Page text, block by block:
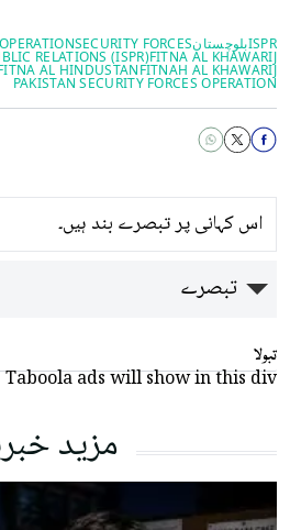
ISPRبلوچستانSECURITY FORCES
FITNA AL KHAWARIJ
RELATIONS (ISPR)
FITNAH AL KHAWARIJ
AL HINDUSTAN
PAKISTAN SECURITY FORCES OPERATION
اس کہانی پر تبصرے بند ہیں۔
تبصرے
تبولا
Taboola ads will show in this div
مزید